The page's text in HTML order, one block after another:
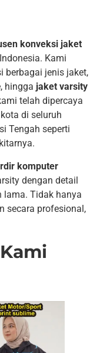
konveksi jaket
Kami
berbagai jenis jaket,
hingga jaket varsity
telah dipercaya
di seluruh
Tengah seperti
komputer
dengan detail
lama. Tidak hanya
secara profesional,